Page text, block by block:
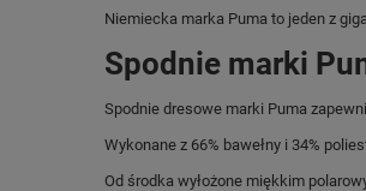
Niemiecka marka Puma to jeden z
Spodnie marki
Spodnie dresowe marki Puma
Wykonane z 66% bawełny i 34%
Od środka wyłożone miękkim